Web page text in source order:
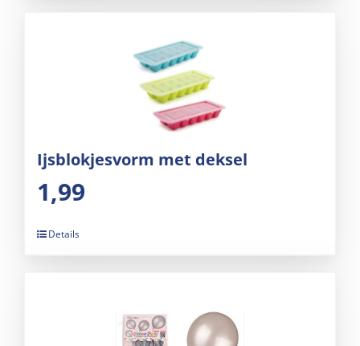
Ijsblokjesvorm met deksel
1,99
Details